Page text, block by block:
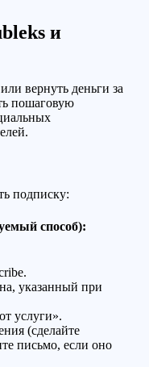
и
вернуть деньги за
пошаговую
подписку:
способ):
указанный при
услуги».
(сделайте
письмо, если оно